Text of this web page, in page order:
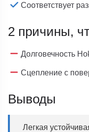
Соответствует
2 причины,
Долговечность
Сцепление с
Выводы
Легкая